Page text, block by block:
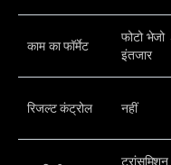
काम का फॉर्मेट
फोटो
इंतजार
रिजल्ट कंट्रोल नहीं